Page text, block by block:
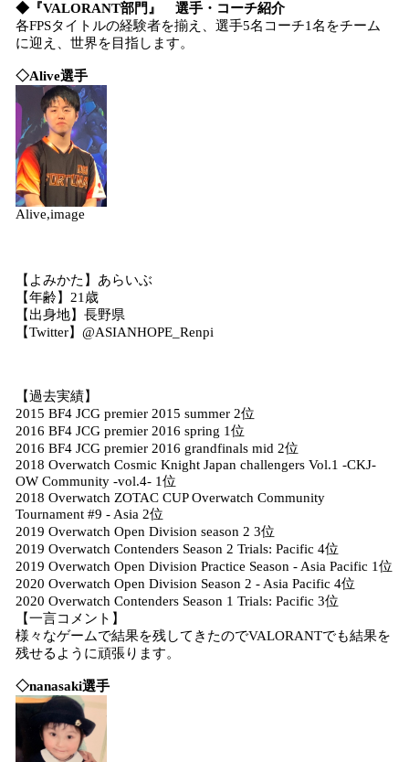
◆『VALORANT部門』 選手・コーチ紹介
各FPSタイトルの経験者を揃え、選手5名コーチ1名をチーム
に迎え、世界を目指します。
◇Alive選手​
Alive,image
【よみかた】あらいぶ
【年齢】21歳
【出身地】長野県
【Twitter】@ASIANHOPE_Renpi
【過去実績】
2015 BF4 JCG premier 2015 summer 2位
2016 BF4 JCG premier 2016 spring 1位
2016 BF4 JCG premier 2016 grandfinals mid 2位
2018 Overwatch Cosmic Knight Japan challengers Vol.1 -CKJ-
OW Community -vol.4- 1位
2018 Overwatch ZOTAC CUP Overwatch Community
Tournament #9 - Asia 2位
2019 Overwatch Open Division season 2 3位
2019 Overwatch Contenders Season 2 Trials: Pacific 4位
2019 Overwatch Open Division Practice Season - Asia Pacific 1位
2020 Overwatch Open Division Season 2 - Asia Pacific 4位
2020 Overwatch Contenders Season 1 Trials: Pacific 3位
【一言コメント】
様々なゲームで結果を残してきたのでVALORANTでも結果を
残せるように頑張ります。
◇nanasaki選手